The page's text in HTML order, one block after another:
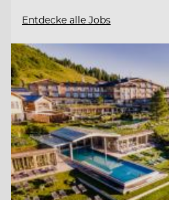
Entdecke alle Jobs